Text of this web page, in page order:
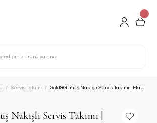
Servis Takımı Gold&Gümüş Nakışlı Servis Takımı | Ekru
Nakışlı Servis Takımı |